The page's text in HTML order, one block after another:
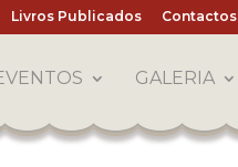
Livros Publicados Contactos
GALERIA